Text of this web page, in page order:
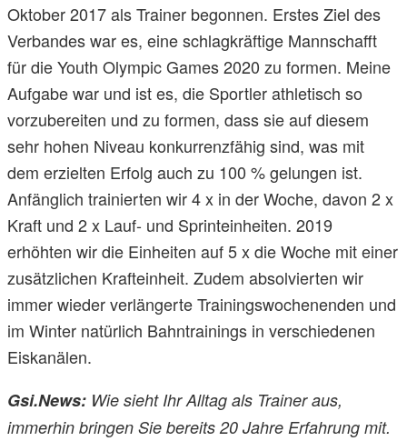
Oktober 2017 als Trainer begonnen. Erstes Ziel des
Verbandes war es, eine schlagkräftige Mannschafft
für die Youth Olympic Games 2020 zu formen. Meine
Aufgabe war und ist es, die Sportler athletisch so
vorzubereiten und zu formen, dass sie auf diesem
sehr hohen Niveau konkurrenzfähig sind, was mit
dem erzielten Erfolg auch zu 100 % gelungen ist.
Anfänglich trainierten wir 4 x in der Woche, davon 2 x
Kraft und 2 x Lauf- und Sprinteinheiten. 2019
erhöhten wir die Einheiten auf 5 x die Woche mit einer
zusätzlichen Krafteinheit. Zudem absolvierten wir
immer wieder verlängerte Trainingswochenenden und
im Winter natürlich Bahntrainings in verschiedenen
Eiskanälen.
Gsi.News: Wie sieht Ihr Alltag als Trainer aus,
immerhin bringen Sie bereits 20 Jahre Erfahrung mit.